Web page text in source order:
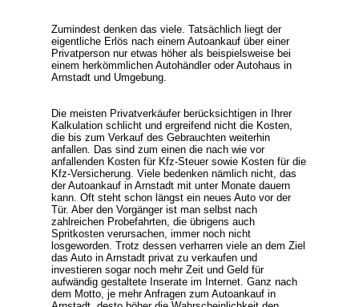
Zumindest denken das viele. Tatsächlich liegt der
eigentliche Erlös nach einem Autoankauf über einer
Privatperson nur etwas höher als beispielsweise bei
einem herkömmlichen Autohändler oder Autohaus in
Arnstadt und Umgebung.
Die meisten Privatverkäufer berücksichtigen in Ihrer
Kalkulation schlicht und ergreifend nicht die Kosten,
die bis zum Verkauf des Gebrauchten weiterhin
anfallen. Das sind zum einen die nach wie vor
anfallenden Kosten für Kfz-Steuer sowie Kosten für die
Kfz-Versicherung. Viele bedenken nämlich nicht, das
der Autoankauf in Arnstadt mit unter Monate dauern
kann. Oft steht schon längst ein neues Auto vor der
Tür. Aber den Vorgänger ist man selbst nach
zahlreichen Probefahrten, die übrigens auch
Spritkosten verursachen, immer noch nicht
losgeworden. Trotz dessen verharren viele an dem Ziel
das Auto in Arnstadt privat zu verkaufen und
investieren sogar noch mehr Zeit und Geld für
aufwändig gestaltete Inserate im Internet. Ganz nach
dem Motto, je mehr Anfragen zum Autoankauf in